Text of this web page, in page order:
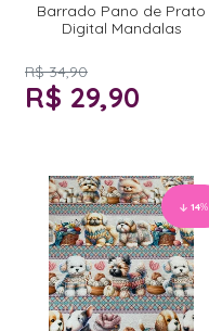
Barrado Pano de Prato
Digital Mandalas
R$ 34,90
R$ 29,90
14%